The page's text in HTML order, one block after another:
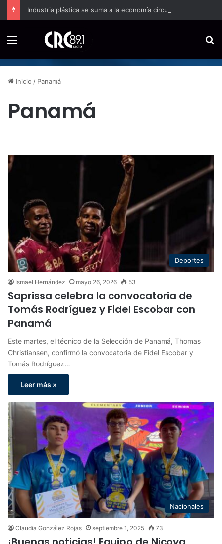
Industria plástica se suma a la economía circular
Inicio / Panamá
Panamá
Deportes
Ismael Hernández mayo 26, 2026 53
Saprissa celebra la convocatoria de
Tomás Rodríguez y Fidel Escobar con
Panamá
Este martes, el técnico de la Selección de Panamá, Thomas
Christiansen, confirmó la convocatoria de Fidel Escobar y
Tomás Rodríguez…
Leer más »
Nacionales
Claudia González Rojas septiembre 1, 2025 73